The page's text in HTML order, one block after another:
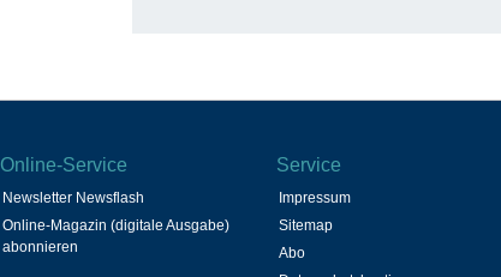
Online-Service
Newsletter Newsflash
Online-Magazin (digitale Ausgabe)
abonnieren
Service
Impressum
Sitemap
Abo